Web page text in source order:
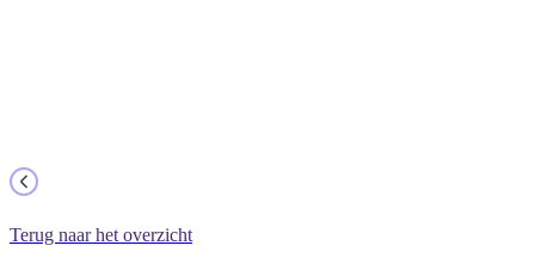
Terug naar het overzicht